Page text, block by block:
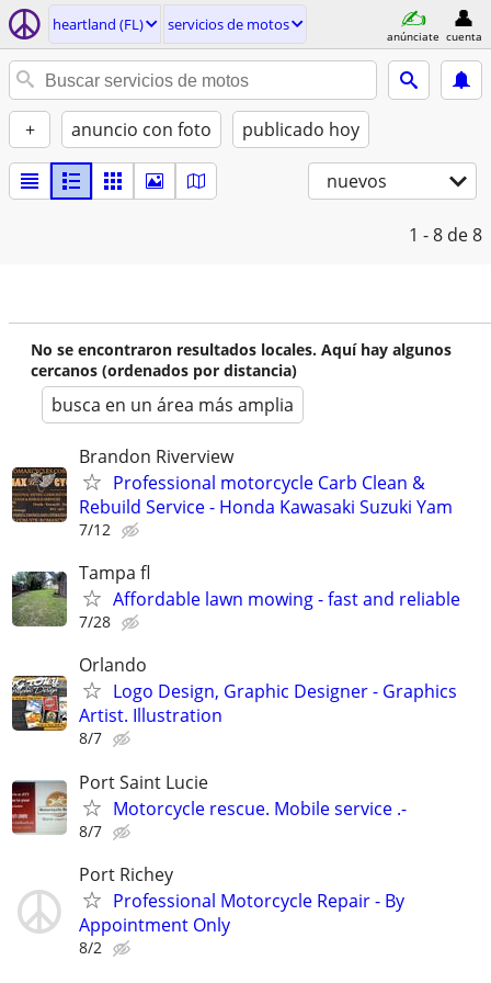
heartland (FL) servicios de motos
anúnciate cuenta
+ anuncio con foto publicado hoy
nuevos
1 - 8 de 8
No se encontraron resultados locales. Aquí hay algunos
cercanos (ordenados por distancia)
busca en un área más amplia
Brandon Riverview
Professional motorcycle Carb Clean &
Rebuild Service - Honda Kawasaki Suzuki Yam
7/12
Tampa fl
Affordable lawn mowing - fast and reliable
7/28
Orlando
Logo Design, Graphic Designer - Graphics
Artist. Illustration
8/7
Port Saint Lucie
Motorcycle rescue. Mobile service .-
8/7
Port Richey
Professional Motorcycle Repair - By
Appointment Only
8/2